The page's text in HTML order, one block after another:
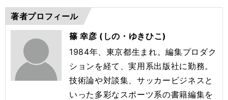
著者プロフィール
篠 幸彦 (しの・ゆきひこ)
1984年、東京都生まれ。編集プロダク
ションを経て、実用系出版社に勤務。
技術論や対談集、サッカービジネスと
いった多彩なスポーツ系の書籍編集を